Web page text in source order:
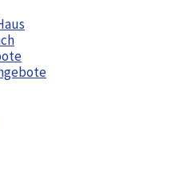
Wochenende
2026
2026
2026
April 2026